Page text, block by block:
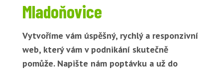
Mladoňovice
Vytvoříme vám úspěšný, rychlý a responzivní
web, který vám v podnikání skutečně
pomůže. Napište nám poptávku a už do